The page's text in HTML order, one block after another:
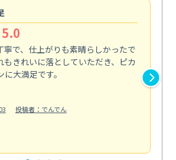
5.0
寧で、仕上がりも素晴らしかったで
もきれいに落としていただき、ピカ
大満足です。
投稿者：でんでん